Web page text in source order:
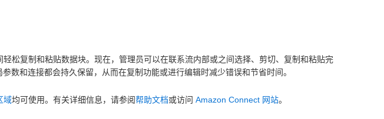
松复制和粘贴数据块。现在，管理员可以在联系流内部或之间选择、剪切、复制和粘贴完
数和连接都会持久保留，从而在复制功能或进行编辑时减少错误和节省时间。
域均可使用。有关详细信息，请参阅帮助文档或访问 Amazon Connect 网站。